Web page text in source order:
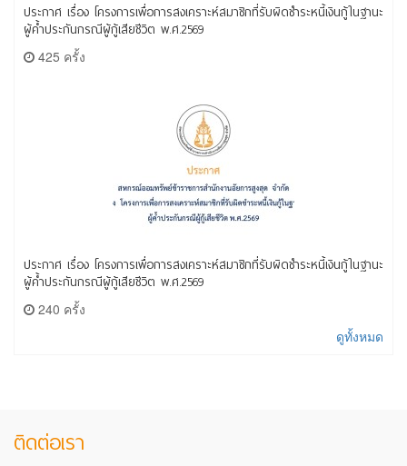
ประกาศ เรื่อง โครงการเพื่อการสงเคราะห์สมาชิกที่รับผิดชำระหนี้เงินกู้ในฐานะ
ผู้ค้ำประกันกรณีผู้กู้เสียชีวิต พ.ศ.2569
425 ครั้ง
ประกาศ เรื่อง โครงการเพื่อการสงเคราะห์สมาชิกที่รับผิดชำระหนี้เงินกู้ในฐานะ
ผู้ค้ำประกันกรณีผู้กู้เสียชีวิต พ.ศ.2569
240 ครั้ง
ดูทั้งหมด
ติดต่อเรา